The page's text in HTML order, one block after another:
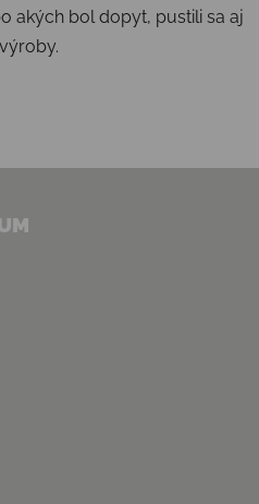
akých bol dopyt, pustili sa aj